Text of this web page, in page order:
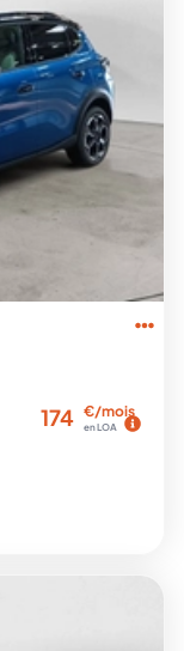
174 €/mois
en LOA